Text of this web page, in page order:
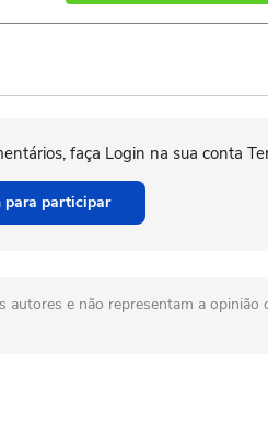
faça Login na sua conta
para participar
e não representam a opinião